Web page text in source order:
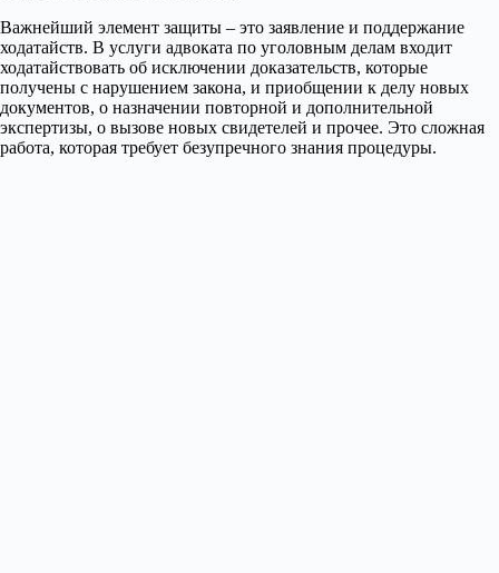
Важнейший элемент защиты – это заявление и поддержание
ходатайств. В услуги адвоката по уголовным делам входит
ходатайствовать об исключении доказательств, которые
получены с нарушением закона, и приобщении к делу новых
документов, о назначении повторной и дополнительной
экспертизы, о вызове новых свидетелей и прочее. Это сложная
работа, которая требует безупречного знания процедуры.